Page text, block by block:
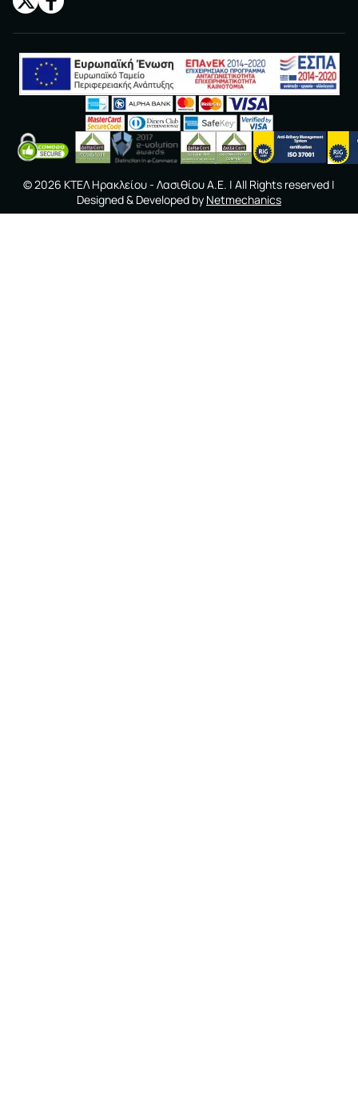
©2026 ΚΤΕΛ Ηρακλείου - Λασιθίου A.E. | All Rights reserved |
Designed & Developed by Netmechanics